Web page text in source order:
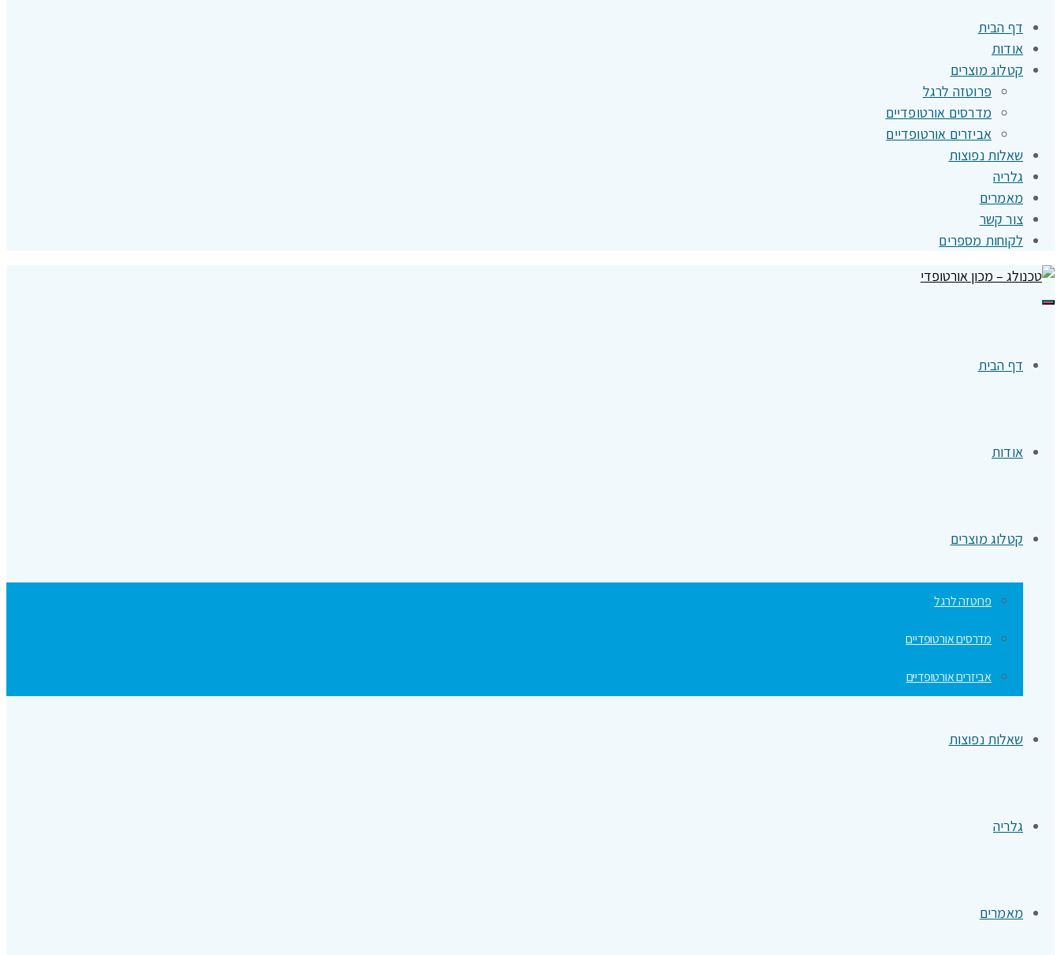
דף הבית
אודות
קטלוג מוצרים
פרוטזה לרגל
מדרסים אורטופדיים
אביזרים אורטופדיים
שאלות נפוצות
גלריה
מאמרים
צור קשר
לקוחות מספרים
תפריט
דף הבית
אודות
קטלוג מוצרים
פרוטזה לרגל
מדרסים אורטופדיים
אביזרים אורטופדיים
שאלות נפוצות
גלריה
מאמרים